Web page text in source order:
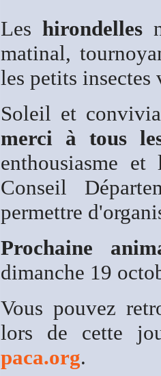
Les hirondelles
matinal,
les petits insectes
Soleil et
merci à tous
enthousiasme
Conseil
permettre
Prochaine
dimanche 19
Vous pouvez
lors de cette
paca.org.